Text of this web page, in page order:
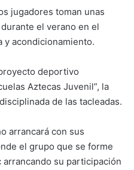
jugadores toman unas
el verano en el
y acondicionamiento.
deportivo
Aztecas Juvenil”, la
de las tacleadas.
arrancará con sus
el grupo que se forme
arrancando su participación